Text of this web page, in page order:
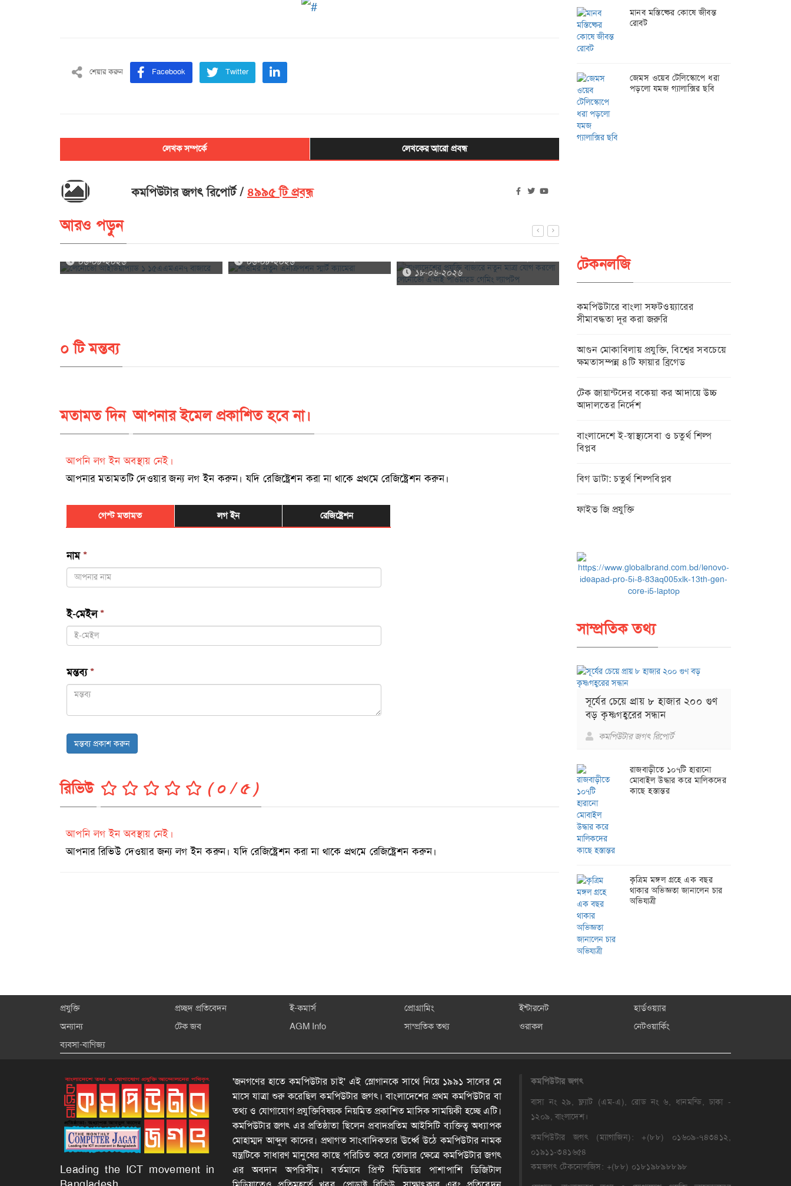
শেয়ার করুন Facebook Twitter
লেখক সম্পর্কে লেখকের আরো প্রবন্ধ
কমপিউটার জগৎ রিপোর্ট ৪৯৯৫ টি প্রবন্ধ
আরও পড়ুন
লেনোভো আইডিয়াপ্যাড ১ ১৫এএমএন৭ বাজারে
০৬-০৮-২০২৬
শাওমির নতুন এনক্রিপশন স্মার্ট ক্যামেরা
০৬-০৮-২০২৬
বাংলাদেশের প্রযুক্তি বাজারে নতুন মাত্রা যোগ
ল্যাপটপ১৮-০৬-২০২৬
ফিফা বিশ্বকাপ ২০২৬-এর উন্মাদনা নিয়ে এলো
Lenovo Yoga Slim 7i Ultra FIFA
World Cup 26 Edition
১৮-০৬-২০২৬
০ টি মন্তব্য
মতামত দিন আপনার ইমেল প্রকাশিত হবে না।
আপনি লগ ইন অবস্থায় নেই।
আপনার মতামতটি দেওয়ার জন্য লগ ইন করুন। যদি রেজিষ্ট্রেশন করা না থাকে প্রথমে রেজিষ্ট্রেশন করুন।
গেস্ট মতামত লগ ইন রেজিষ্ট্রেশন
নাম*
ই-মেইল*
মন্তব্য*
মন্তব্য প্রকাশ করুন
রিভিউ ( ০ / ৫ )
আপনি লগ ইন অবস্থায় নেই।
আপনার রিভিউ দেওয়ার জন্য লগ ইন করুন। যদি রেজিষ্ট্রেশন করা না থাকে প্রথমে রেজিষ্ট্রেশন করুন।
মানব মস্তিষ্কের কোষে জীবন্ত
রোবট
জেমস ওয়েব টেলিস্কোপে ধরা
পড়লো যমজ গ্যালাক্সির ছবি
টেকনলজি
কমপিউটারে বাংলা সফটওয়্যারের
সীমাবদ্ধতা দূর করা জরুরি
আগুন মোকাবিলায় প্রযুক্তি, বিশ্বের সবচেয়ে
ক্ষমতাসম্পন্ন ৪টি ফায়ার ব্রিগেড
টেক জায়ান্টদের বকেয়া কর আদায়ে উচ্চ
আদালতের নির্দেশ
বাংলাদেশে ই-স্বাস্থ্যসেবা ও চতুর্থ শিল্প
বিপ্লব
বিগ ডাটা: চতুর্থ শিল্পবিপ্লব
ফাইভ জি প্রযুক্তি
সাম্প্রতিক তথ্য
সূর্যের চেয়ে প্রায় ৮ হাজার ২০০ গুণ
বড় কৃষ্ণগহ্বরের সন্ধান
কমপিউটার জগৎ রিপোর্ট
রাজবাড়ীতে ১০৭টি হারানো
মোবাইল উদ্ধার করে মালিকদের
কাছে হস্তান্তর
কৃত্রিম মঙ্গল গ্রহে এক বছর
থাকার অভিজ্ঞতা জানালেন চার
অভিযাত্রী
প্রযুক্তি প্রচ্ছদ প্রতিবেদন ই-কমার্স প্রোগ্রামিং ইন্টারনেট
হার্ডওয়্যার
অন্যান্য
টেক জব AGM Info সাম্প্রতিক তথ্য ওরাকল
নেটওয়ার্কিং
ব্যবসা-বাণিজ্য
Leading the ICT movement in
'জনগণের হাতে কমপিউটার চাই' এই স্লোগানকে সাথে নিয়ে ১৯৯১ সালের মে
মাসে যাত্রা শুরু করেছিল কমপিউটার জগৎ। বাংলাদেশের প্রথম কমপিউটার বা
তথ্য ও যোগাযোগ প্রযুক্তিবিষয়ক নিয়মিত প্রকাশিত মাসিক সাময়িকী হচ্ছে এটি।
কমপিউটার জগৎ এর প্রতিষ্ঠাতা ছিলেন প্রবাদপ্রতিম আইসিটি ব্যক্তিত্ব অধ্যাপক
মোহাম্মদ আব্দুল কাদের। প্রথাগত সাংবাদিকতার ঊর্ধ্বে উঠে কমপিউটার নামক
যন্ত্রটিকে সাধারণ মানুষের কাছে পরিচিত করে তোলার ক্ষেত্রে কমপিউটার জগৎ
এর অবদান অপরিসীম। বর্তমানে প্রিন্ট মিডিয়ার পাশাপাশি ডিজিটাল
কমপিউটারজগৎ
বাসা নং ২৯, ফ্ল্যাট (এম-এ), রোড নং ৬, ধানমন্ডি, ঢাকা -
১২০৯, বাংলাদেশ।
কমপিউটার জগৎ (ম্যাগাজিন): +(৮৮) ০১৬০৯-৭৪৩৪১২,
০১৯১১-৩৪১৬৫৪
কমজগৎ টেকনোলজিস: +(৮৮) ০১৮১৯৮৯৮৮৯৮